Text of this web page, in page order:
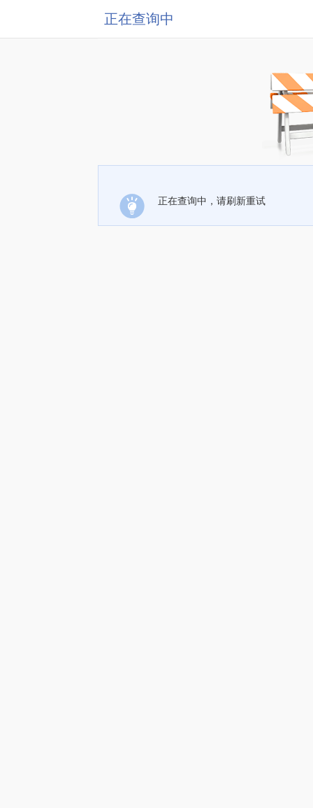
正在查询中
正在查询中，请刷新重试